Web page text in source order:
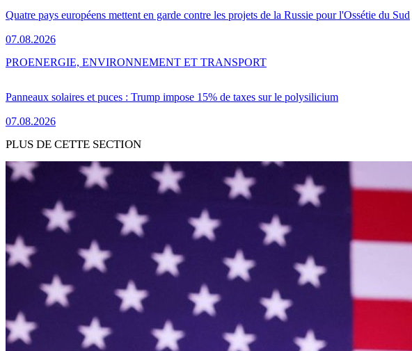
Quatre pays européens mettent en garde contre les projets de la Russie pour l'Ossétie du Sud
07.08.2026
Panneaux solaires et puces : Trump impose 15% de taxes sur le polysilicium
07.08.2026
PROENERGIE, ENVIRONNEMENT ET TRANSPORT
PLUS DE CETTE SECTION